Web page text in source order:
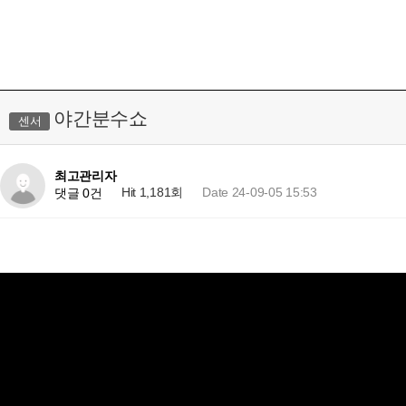
센서 야간분수쇼
최고관리자
댓글 0건
Hit 1,181회 Date 24-09-05 15:53